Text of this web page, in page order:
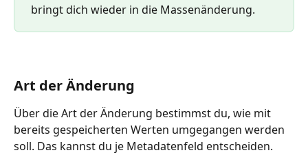
bringt dich wieder in die Massenänderung.
Art der Änderung
Über die Art der Änderung bestimmst du, wie mit
bereits gespeicherten Werten umgegangen werden
soll. Das kannst du je Metadatenfeld entscheiden.